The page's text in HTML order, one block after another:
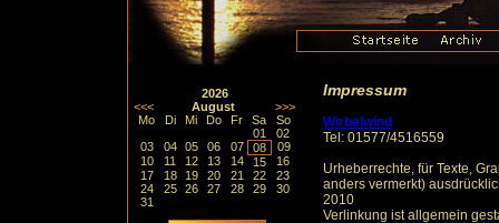
2026
<<<
August
>>>
Mo
Di Mi Do Fr Sa
So
01
02
03
04 05 06 07 08
09
10
11 12 13 14 15
16
17
18 19 20 21 22
23
24
25 26 27 28 29
30
31
Impressum
Wirbelwind
Tel: 01577/4516559
Urheberrechte, für Texte,
anders vermerkt)
2010
Verlinkung ist allgemein